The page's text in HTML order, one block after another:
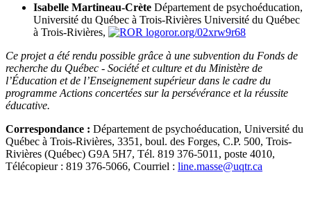
Isabelle Martineau-Crète Département de psychoéducation,
Université du Québec à Trois-Rivières Université du Québec
à Trois-Rivières,
ror.org/02xrw9r68
Ce projet a été rendu possible grâce à une subvention du Fonds de
recherche du Québec - Société et culture et du Ministère de
l’Éducation et de l’Enseignement supérieur dans le cadre du
programme Actions concertées sur la persévérance et la réussite
éducative.
Correspondance : Département de psychoéducation, Université du
Québec à Trois-Rivières, 3351, boul. des Forges, C.P. 500, Trois-
Rivières (Québec) G9A 5H7, Tél. 819 376-5011, poste 4010,
Télécopieur : 819 376-5066, Courriel : line.masse@uqtr.ca